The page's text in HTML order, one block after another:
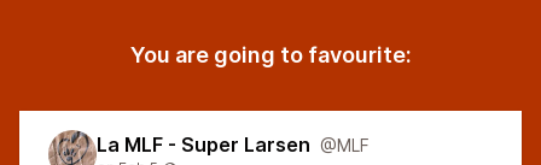
You are going to favourite:
La MLF - Super Larsen @MLF